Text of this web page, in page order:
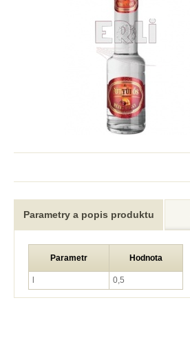
Parametry a popis produktu
Parametr Hodnota
0,5